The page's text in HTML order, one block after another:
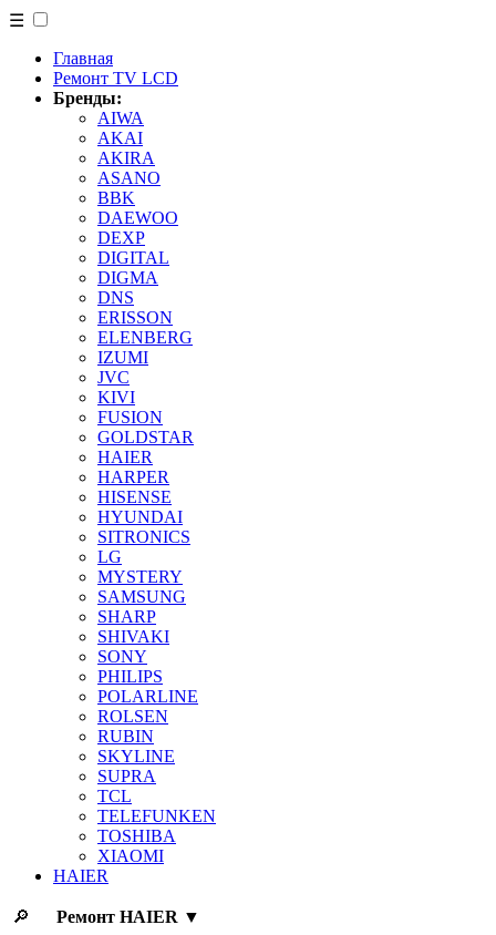
☰
Главная
Ремонт TV LCD
Бренды:
AIWA
AKAI
AKIRA
ASANO
BBK
DAEWOO
DEXP
DIGITAL
DIGMA
DNS
ERISSON
ELENBERG
IZUMI
JVC
KIVI
FUSION
GOLDSTAR
HAIER
HARPER
HISENSE
HYUNDAI
SITRONICS
LG
MYSTERY
SAMSUNG
SHARP
SHIVAKI
SONY
PHILIPS
POLARLINE
ROLSEN
RUBIN
SKYLINE
SUPRA
TCL
TELEFUNKEN
TOSHIBA
XIAOMI
HAIER
🔎 Ремонт HAIER ▼